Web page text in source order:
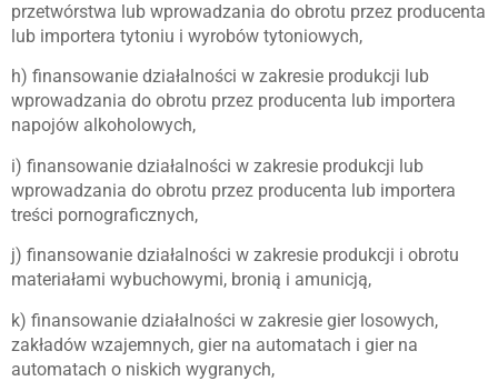
przetwórstwa lub wprowadzania do obrotu przez producenta
lub importera tytoniu i wyrobów tytoniowych,
h) finansowanie działalności w zakresie produkcji lub
wprowadzania do obrotu przez producenta lub importera
napojów alkoholowych,
i) finansowanie działalności w zakresie produkcji lub
wprowadzania do obrotu przez producenta lub importera
treści pornograficznych,
j) finansowanie działalności w zakresie produkcji i obrotu
materiałami wybuchowymi, bronią i amunicją,
k) finansowanie działalności w zakresie gier losowych,
zakładów wzajemnych, gier na automatach i gier na
automatach o niskich wygranych,